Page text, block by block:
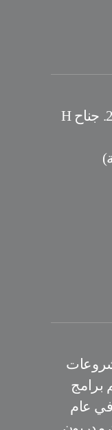
برامج
في عام